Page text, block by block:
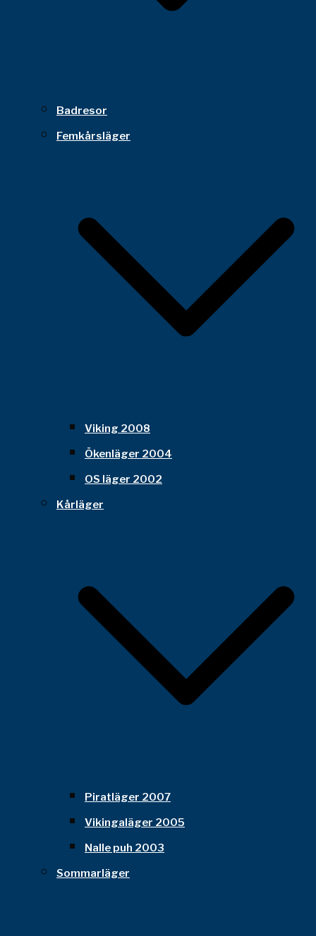
Badresor
Femkårsläger
Viking 2008
Ökenläger 2004
OS läger 2002
Kårläger
Piratläger 2007
Vikingaläger 2005
Nalle puh 2003
Sommarläger